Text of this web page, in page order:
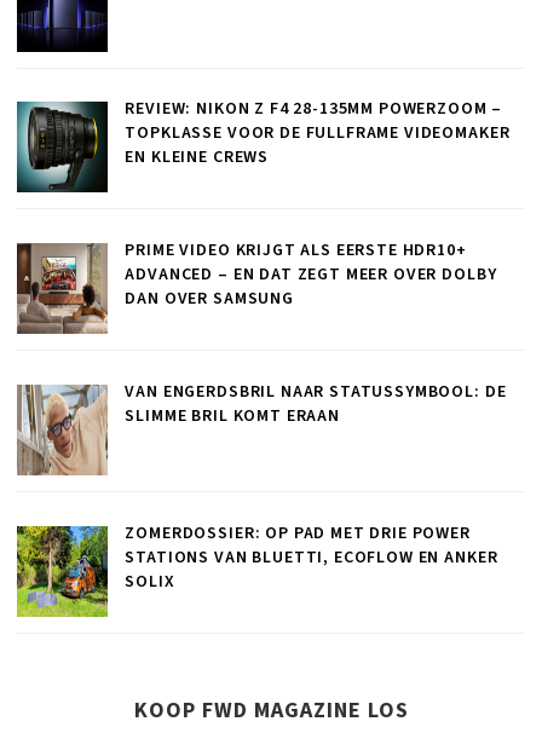
REVIEW: NIKON Z F4 28-135MM POWERZOOM –
TOPKLASSE VOOR DE FULLFRAME VIDEOMAKER
EN KLEINE CREWS
PRIME VIDEO KRIJGT ALS EERSTE HDR10+
ADVANCED – EN DAT ZEGT MEER OVER DOLBY
DAN OVER SAMSUNG
VAN ENGERDSBRIL NAAR STATUSSYMBOOL: DE
SLIMME BRIL KOMT ERAAN
ZOMERDOSSIER: OP PAD MET DRIE POWER
STATIONS VAN BLUETTI, ECOFLOW EN ANKER
SOLIX
KOOP FWD MAGAZINE LOS